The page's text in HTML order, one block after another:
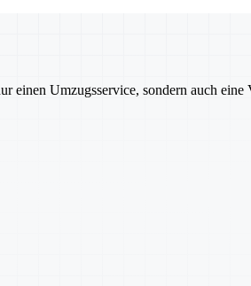
Umzugsservice, sondern auch